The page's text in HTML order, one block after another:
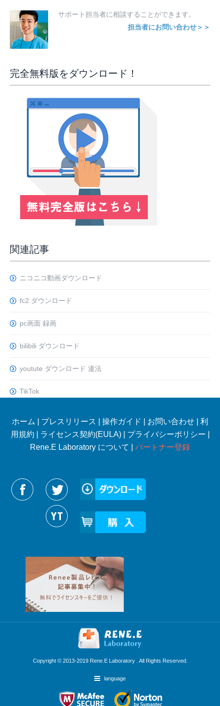
サポート担当者に相談することができます。
担当者にお問い合わせ＞＞
完全無料版をダウンロード！
関連記事
ニコニコ動画ダウンロード
fc2 ダウンロード
pc画面 録画
bilibili ダウンロード
youtute ダウンロード 違法
TikTok
ホーム プレスリリース 操作ガイド お問い合わせ
利
用規約
ライセンス契約(EULA)| プライバシーポリシー
Rene.E Laboratory について | パートナー登録
Reneelabをフォローする
Copyright © 2013-2019 Rene.E Laboratory . All Rights Reserved.
language